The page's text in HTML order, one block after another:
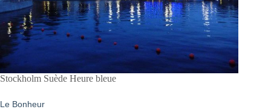
Stockholm Suède Heure bleue
Le Bonheur